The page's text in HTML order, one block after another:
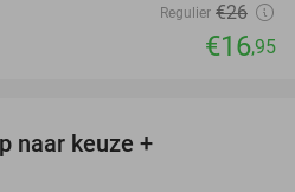
Regulier €26
€16,95
naar keuze +